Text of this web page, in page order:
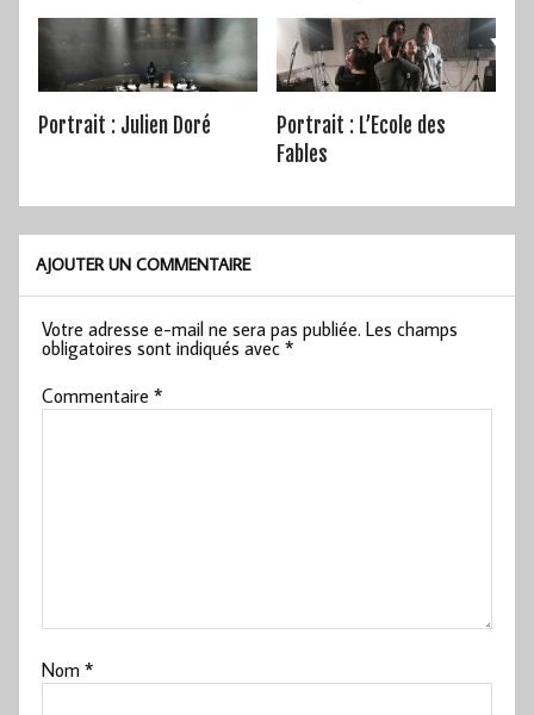
Portrait : Julien Doré
Portrait : L’Ecole des
Fables
AJOUTER UN COMMENTAIRE
Votre adresse e-mail ne sera pas publiée. Les champs
obligatoires sont indiqués avec*
Commentaire*
Nom*